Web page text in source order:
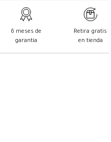
6 meses de
garantía
Retira gratis
en tienda